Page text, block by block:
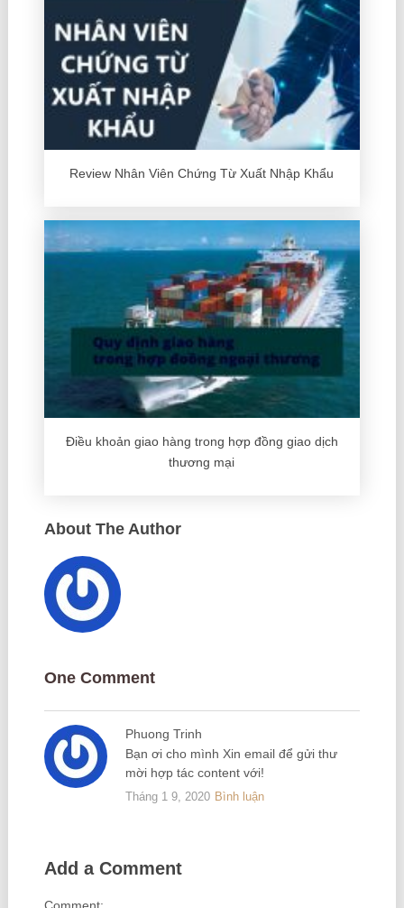
Review Nhân Viên Chứng Từ Xuất Nhập Khẩu
Điều khoản giao hàng trong hợp đồng giao dịch
thương mại
About The Author
One Comment
Phuong Trinh
Bạn ơi cho mình Xin email để gửi thư
mời hợp tác content với!
Tháng 1 9, 2020 Bình luận
Add a Comment
Comment: